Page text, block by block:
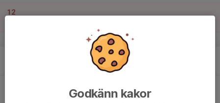
12
v.16
Godkänn kakor